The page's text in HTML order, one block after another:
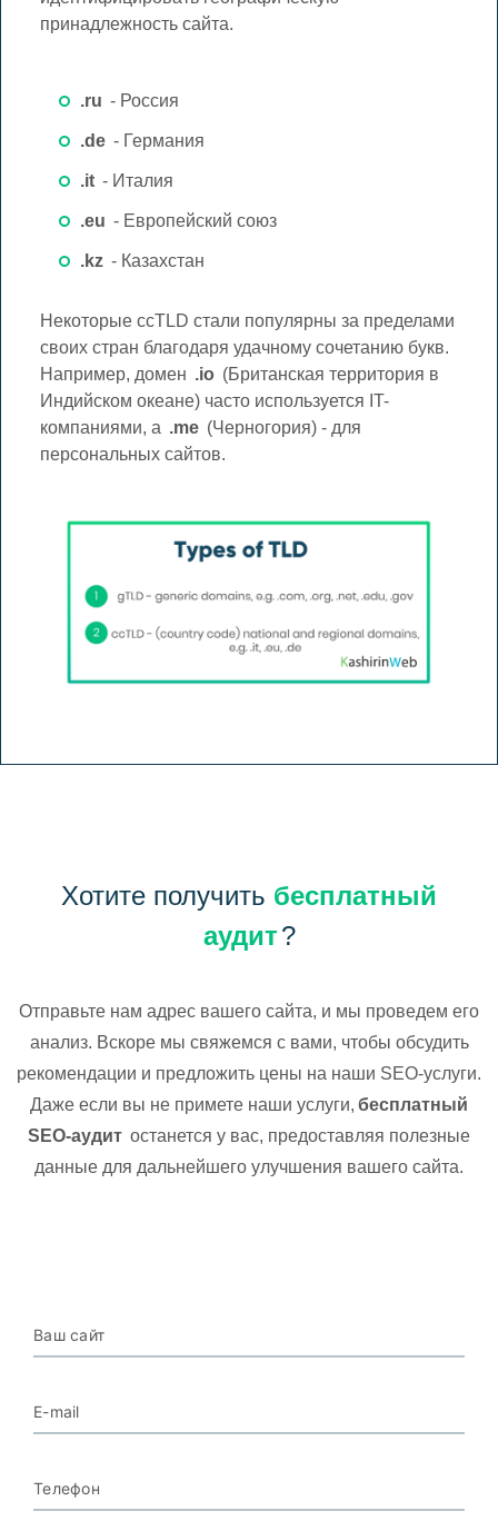
принадлежность сайта.
.ru - Россия
.de - Германия
.it - Италия
.eu - Европейский союз
.kz - Казахстан
Некоторые ccTLD стали популярны за пределами
своих стран благодаря удачному сочетанию букв.
Например, домен .io (Британская территория в
Индийском океане) часто используется IT-
компаниями, а .me (Черногория) - для
персональных сайтов.
Хотите получить бесплатный
аудит?
Отправьте нам адрес вашего сайта, и мы проведем его
анализ. Вскоре мы свяжемся с вами, чтобы обсудить
рекомендации и предложить цены на наши SEO-услуги.
Даже если вы не примете наши услуги, бесплатный
SEO-аудит останется у вас, предоставляя полезные
данные для дальнейшего улучшения вашего сайта.
Ваш сайт
E-mail
Телефон